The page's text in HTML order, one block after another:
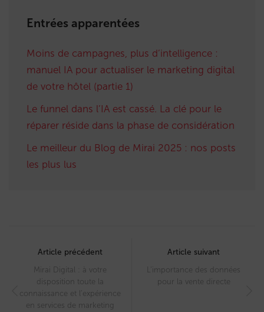
Entrées apparentées
Moins de campagnes, plus d’intelligence :
manuel IA pour actualiser le marketing digital
de votre hôtel (partie 1)
Le funnel dans l’IA est cassé. La clé pour le
réparer réside dans la phase de considération
Le meilleur du Blog de Mirai 2025 : nos posts
les plus lus
navigation
Article précédent
Mirai Digital : à votre
disposition toute la
connaissance et l’expérience
en services de marketing
Article suivant
L’importance des données
pour la vente directe